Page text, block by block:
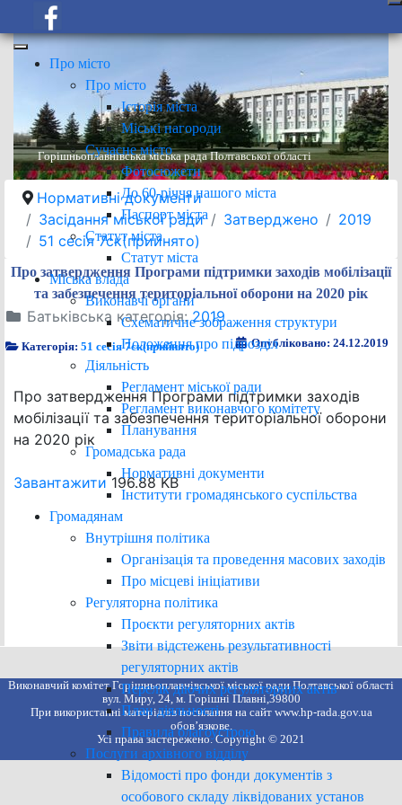
Про місто
Про місто
Історія міста
Міські нагороди
Сучасне місто
Фотосюжети
До 60-річчя нашого міста
Паспорт міста
Статут міста
Статут міста
Міська влада
Виконавчі органи
Схематичне зображення структури
Положення про підрозділ
Діяльність
Регламент міської ради
Регламент виконавчого комітету
Планування
Громадська рада
Нормативні документи
Інститути громадянського суспільства
Громадянам
Внутрішня політика
Організація та проведення масових заходів
Про місцеві ініціативи
Регуляторна політика
Проєкти регуляторних актів
Звіти відстежень результативності
регуляторних актів
Перелік діючих регуляторних актів
План діяльності
Правила благоустрою
Послуги архівного відділу
Відомості про фонди документів з
особового складу ліквідованих установ
Горішньоплавнівська міська рада Полтавської області
Нормативні документи
Засідання міської ради
Затверджено
2019
51 сесія 7ск(прийнято)
Про затвердження Програми підтримки заходів мобілізації
та забезпечення територіальної оборони на 2020 рік
Батьківська категорія:2019
Категорія:51 сесія 7ск(прийнято) Опубліковано: 24.12.2019
Про затвердження Програми підтримки заходів
мобілізації та забезпечення територіальної оборони
на 2020 рік
Завантажити 196.88 KB
Виконавчий комітет Горішньоплавнівської міської ради Полтавської області
вул. Миру, 24, м. Горішні Плавні,39800
При використанні матеріалів посилання на сайт www.hp-rada.gov.ua
обов’язкове.
Усі права застережено. Copyright © 2021